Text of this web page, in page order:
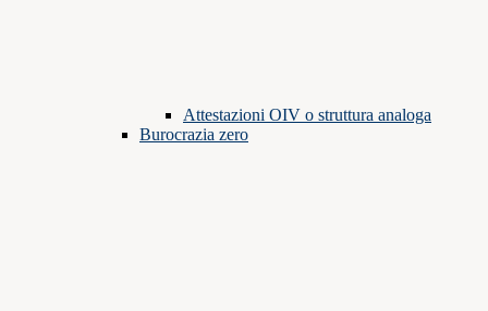
Attestazioni OIV o struttura analoga
Burocrazia zero